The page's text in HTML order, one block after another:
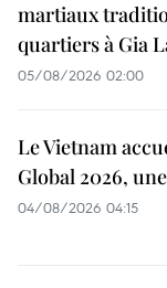
martiaux
quartiers à Gia
05/08/2026 02:00
Le Vietnam
Global 2026,
04/08/2026 04:15